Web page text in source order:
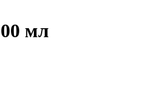
мл